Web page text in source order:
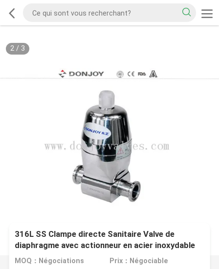
2/ 3
316L SS Clampe directe Sanitaire Valve de
diaphragme avec actionneur en acier inoxydable
MOQ：Négociations Prix：Négociable